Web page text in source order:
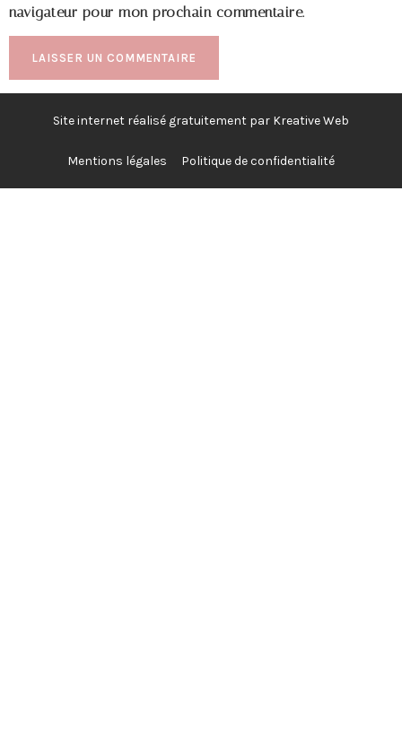
navigateur pour mon prochain commentaire.
Site internet réalisé gratuitement par Kreative Web
Mentions légales Politique de confidentialité